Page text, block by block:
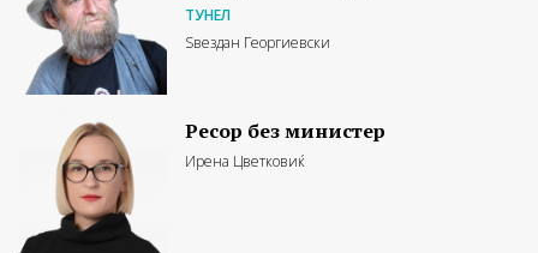
ТУНЕЛ
Ѕвездан Георгиевски
Ресор без министер
Ирена Цветковиќ